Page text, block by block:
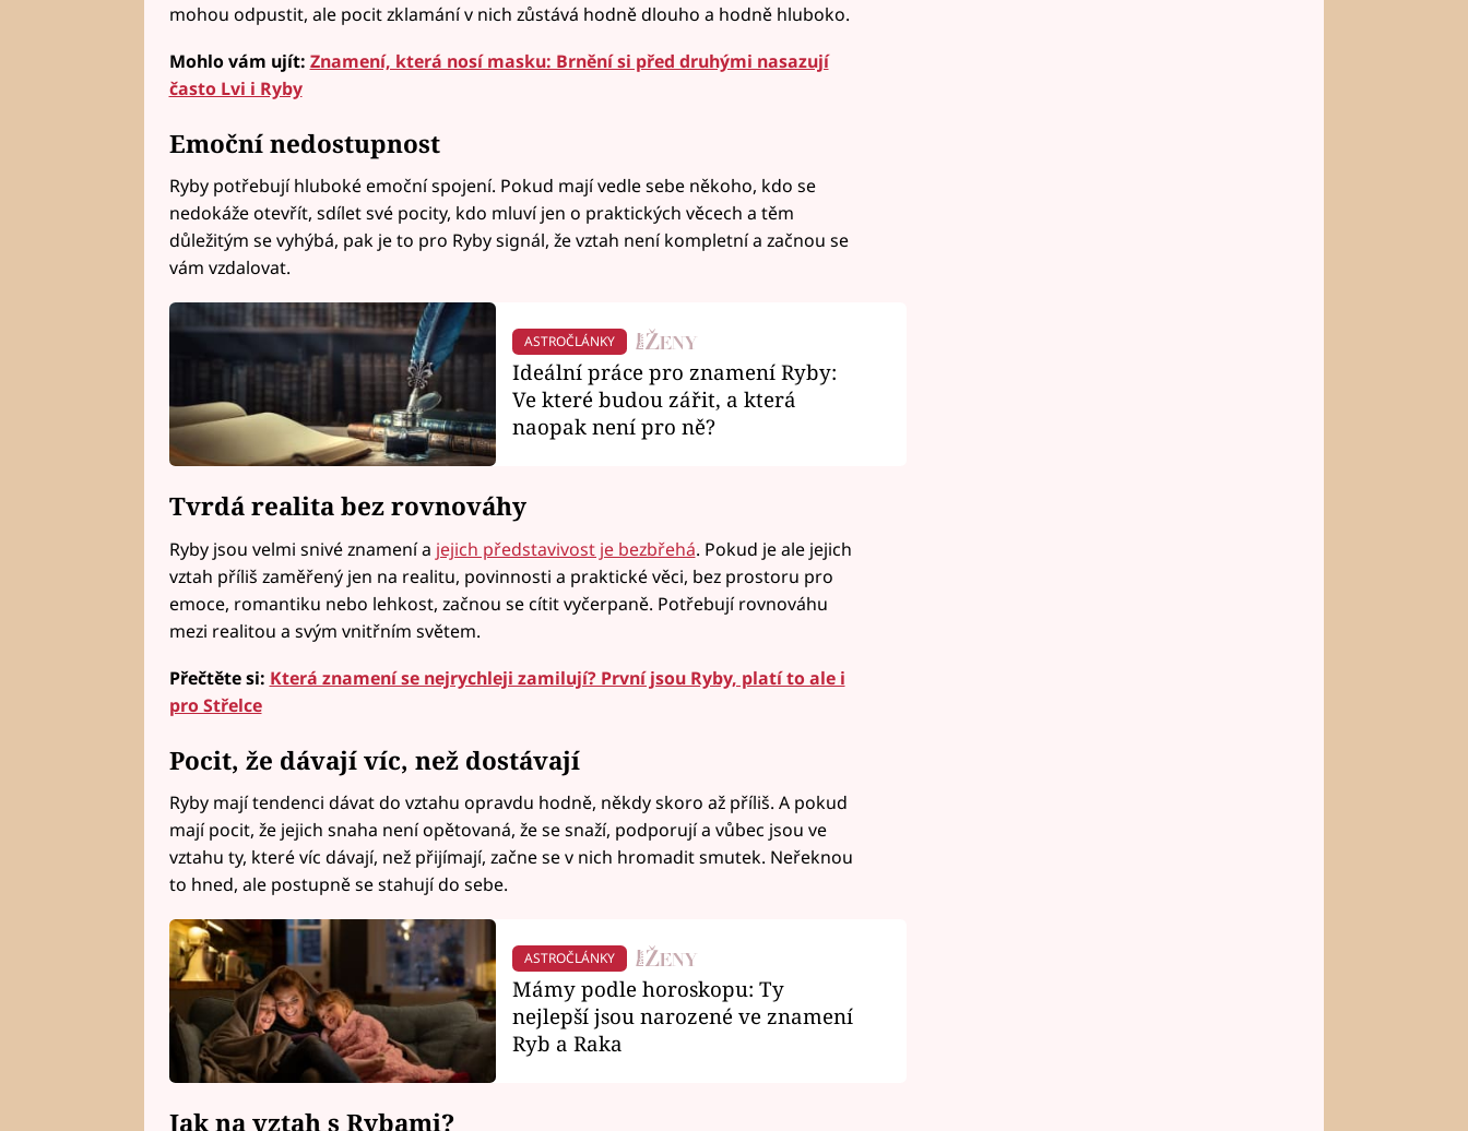
mohou odpustit, ale pocit zklamání v nich zůstává hodně dlouho a hodně hluboko.
Mohlo vám ujít: Znamení, která nosí masku: Brnění si před druhými nasazují
často Lvi i Ryby
Emoční nedostupnost
Ryby potřebují hluboké emoční spojení. Pokud mají vedle sebe někoho, kdo se
nedokáže otevřít, sdílet své pocity, kdo mluví jen o praktických věcech a těm
důležitým se vyhýbá, pak je to pro Ryby signál, že vztah není kompletní a začnou se
vám vzdalovat.
ASTROČLÁNKY
Ideální práce pro znamení Ryby:
Ve které budou zářit, a která
naopak není pro ně?
Tvrdá realita bez rovnováhy
Ryby jsou velmi snivé znamení a jejich představivost je bezbřehá. Pokud je ale jejich
vztah příliš zaměřený jen na realitu, povinnosti a praktické věci, bez prostoru pro
emoce, romantiku nebo lehkost, začnou se cítit vyčerpaně. Potřebují rovnováhu
mezi realitou a svým vnitřním světem.
Přečtěte si: Která znamení se nejrychleji zamilují? První jsou Ryby, platí to ale i
pro Střelce
Pocit, že dávají víc, než dostávají
Ryby mají tendenci dávat do vztahu opravdu hodně, někdy skoro až příliš. A pokud
mají pocit, že jejich snaha není opětovaná, že se snaží, podporují a vůbec jsou ve
vztahu ty, které víc dávají, než přijímají, začne se v nich hromadit smutek. Neřeknou
to hned, ale postupně se stahují do sebe.
ASTROČLÁNKY
Mámy podle horoskopu: Ty
nejlepší jsou narozené ve znamení
Ryb a Raka
Jak na vztah s Rybami?